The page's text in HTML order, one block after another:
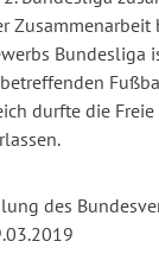
Zusammenarbeit
Bundesliga
durfte die
des